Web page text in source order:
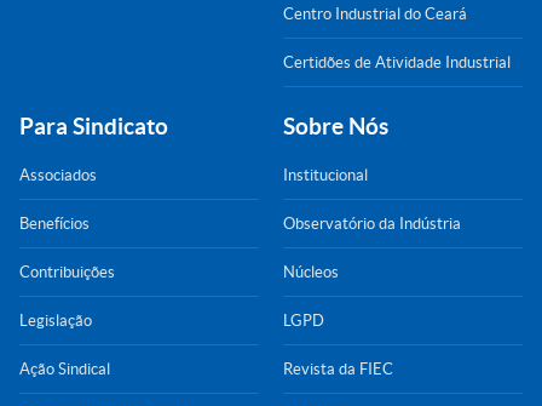
Centro Industrial do Ceará
Certidões de Atividade Industrial
Para Sindicato
Associados
Benefícios
Contribuições
Legislação
Ação Sindical
Sobre Nós
Institucional
Observatório da Indústria
Núcleos
LGPD
Revista da FIEC